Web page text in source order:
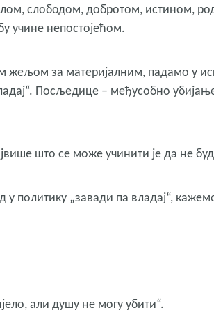
слободом, добротом, истином,
учине непостојећом.
жељом за материјалним, падамо у
Посљедице – међусобно
што се може учинити је да не
политику „завади па владај“,
али душу не могу убити“.